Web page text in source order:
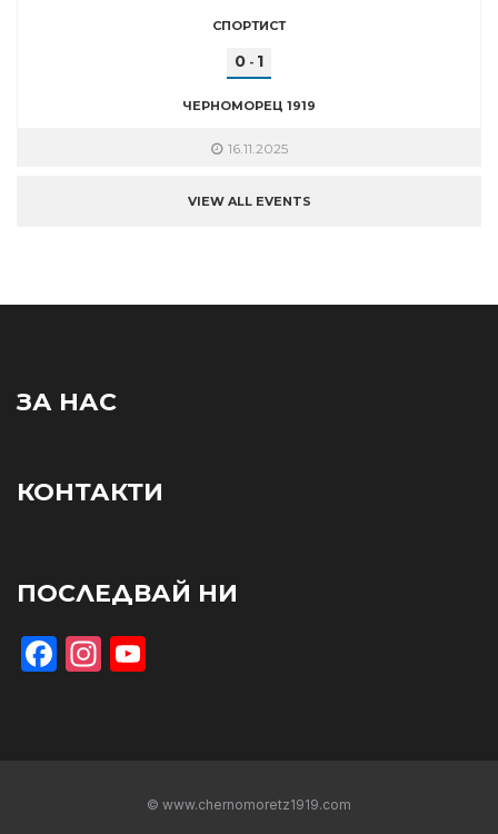
СПОРТИСТ
0 - 1
ЧЕРНОМОРЕЦ 1919
16.11.2025
VIEW ALL EVENTS
ЗА НАС
КОНТАКТИ
ПОСЛЕДВАЙ НИ
Facebook
Instagram
© www.chernomoretz1919.com